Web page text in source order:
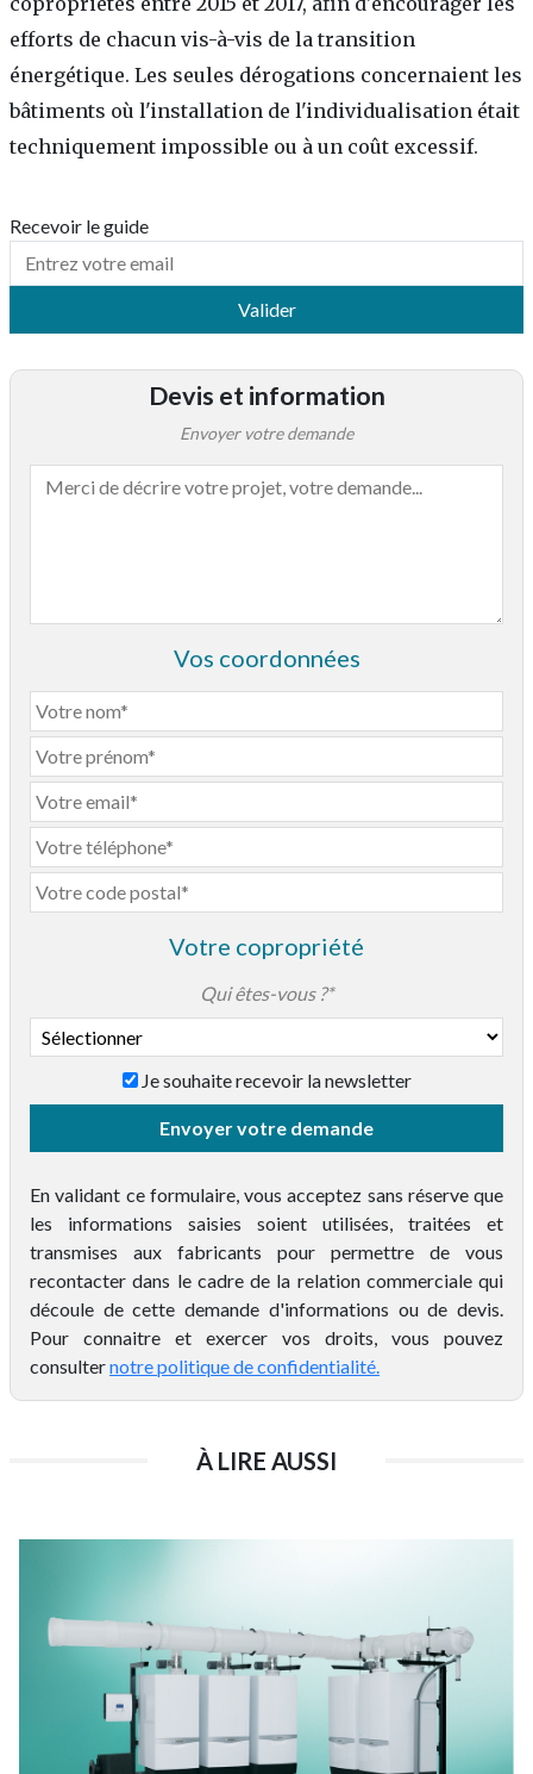
efforts de chacun vis-à-vis de la transition
énergétique. Les seules dérogations concernaient les
bâtiments où l'installation de l'individualisation était
techniquement impossible ou à un coût excessif.
Recevoir le guide
Valider
Devis et information
Envoyer votre demande
Vos coordonnées
Votre copropriété
Qui êtes-vous ?*
Taille de la copropriété*
Je souhaite recevoir la newsletter
Envoyer votre demande
En validant ce formulaire, vous acceptez sans réserve que
les informations saisies soient utilisées, traitées et
transmises aux fabricants pour permettre de vous
recontacter dans le cadre de la relation commerciale qui
découle de cette demande d'informations ou de devis.
Pour connaitre et exercer vos droits, vous pouvez
consulternotre politique de confidentialité.
À LIRE AUSSI